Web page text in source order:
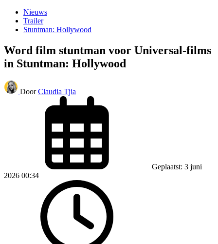
Nieuws
Trailer
Stuntman: Hollywood
Word film stuntman voor Universal-films
in Stuntman: Hollywood
Door Claudia Tjia
Geplaatst: 3 juni
2026 00:34